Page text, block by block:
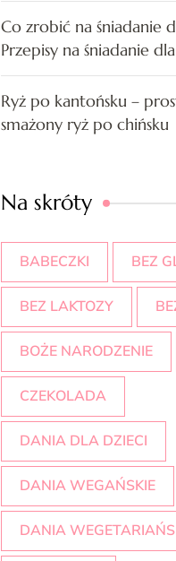
Co zrobić na śniadanie
Przepisy na śniadanie
Ryż po kantońsku –
smażony ryż po chińsku
Na skróty
BABECZKI BEZ
BEZ LAKTOZY
BOŻE NARODZENIE
CZEKOLADA
DANIA DLA DZIECI
DANIA WEGAŃSKIE
DANIA